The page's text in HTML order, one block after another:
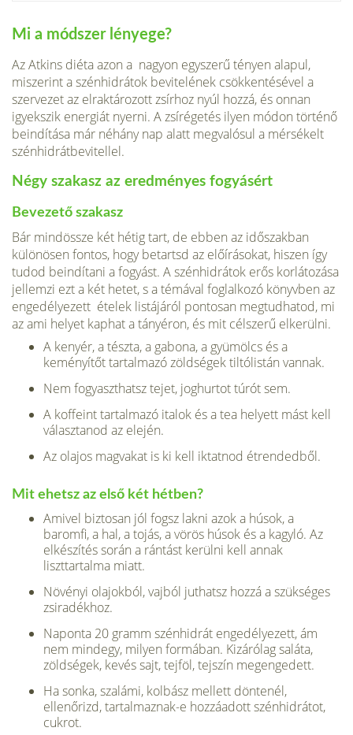
Mi a módszer lényege?
Az Atkins diéta azon a nagyon egyszerű tényen alapul,
miszerint a szénhidrátok bevitelének csökkentésével a
szervezet az elraktározott zsírhoz nyúl hozzá, és onnan
igyekszik energiát nyerni. A zsírégetés ilyen módon történő
beindítása már néhány nap alatt megvalósul a mérsékelt
szénhidrátbevitellel.
Négy szakasz az eredményes fogyásért
Bevezető szakasz
Bár mindössze két hétig tart, de ebben az időszakban
különösen fontos, hogy betartsd az előírásokat, hiszen így
tudod beindítani a fogyást. A szénhidrátok erős korlátozása
jellemzi ezt a két hetet, s a témával foglalkozó könyvben az
engedélyezett ételek listájáról pontosan megtudhatod, mi
az ami helyet kaphat a tányéron, és mit célszerű elkerülni.
A kenyér, a tészta, a gabona, a gyümölcs és a
keményítőt tartalmazó zöldségek tiltólistán vannak.
Nem fogyaszthatsz tejet, joghurtot túrót sem.
A koffeint tartalmazó italok és a tea helyett mást kell
választanod az elején.
Az olajos magvakat is ki kell iktatnod étrendedből.
Mit ehetsz az első két hétben?
Amivel biztosan jól fogsz lakni azok a húsok, a
baromfi, a hal, a tojás, a vörös húsok és a kagyló. Az
elkészítés során a rántást kerülni kell annak
liszttartalma miatt.
Növényi olajokból, vajból juthatsz hozzá a szükséges
zsiradékhoz.
Naponta 20 gramm szénhidrát engedélyezett, ám
nem mindegy, milyen formában. Kizárólag saláta,
zöldségek, kevés sajt, tejföl, tejszín megengedett.
Ha sonka, szalámi, kolbász mellett döntenél,
ellenőrizd, tartalmaznak-e hozzáadott szénhidrátot,
cukrot.